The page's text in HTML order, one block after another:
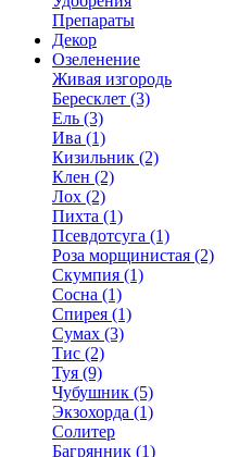
Препараты
Декор
Озеленение
Живая изгородь
Бересклет (3)
Ель (3)
Ива (1)
Кизильник (2)
Клен (2)
Лох (2)
Пихта (1)
Псевдотсуга (1)
Роза морщинистая (2)
Скумпия (1)
Сосна (1)
Спирея (1)
Сумах (3)
Тис (2)
Туя (9)
Чубушник (5)
Экзохорда (1)
Солитер
Багрянник (1)